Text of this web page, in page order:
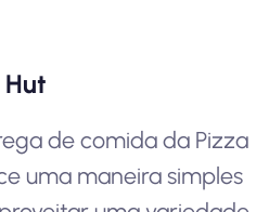
de comida da Pizza
uma maneira simples